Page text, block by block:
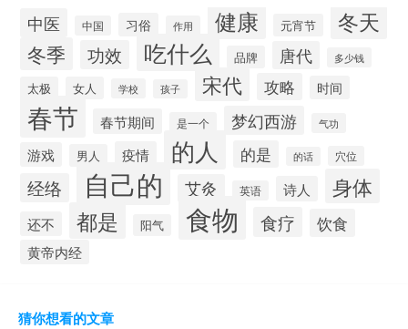
中医 中国 习俗 作用 健康 元宵节 冬天
冬季 功效 吃什么 品牌 唐代 多少钱
太极 女人 学校 孩子 宋代 攻略 时间
春节 春节期间 是一个 梦幻西游 气功
游戏 男人 疫情 的人 的是 的话 穴位
经络 自己的 艾灸 英语 诗人 身体
还不 都是 阳气 食物 食疗 饮食
黄帝内经
猜你想看的文章